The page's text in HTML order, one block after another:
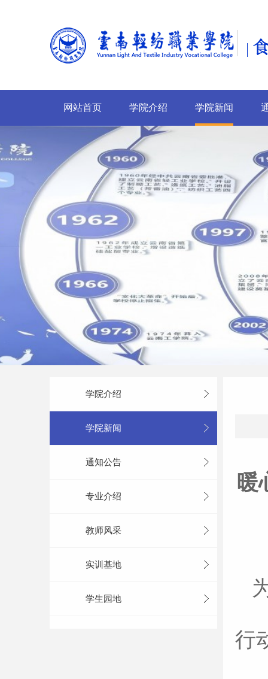
网站首页 学院介绍 学院新闻
学院介绍
学院新闻
通知公告
专业介绍
教师风采
实训基地
学生园地
暖
行